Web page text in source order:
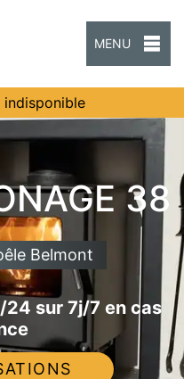
MENU
indisponible
38
Belmont
sur 7j/7 en cas